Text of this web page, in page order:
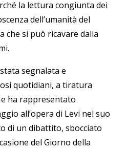
la lettura congiunta dei
dell’umanità del
che si può ricavare dalla
segnalata e
quotidiani, a tiratura
ha rappresentato
all’opera di Levi nel suo
di un dibattito, sbocciato
del Giorno della